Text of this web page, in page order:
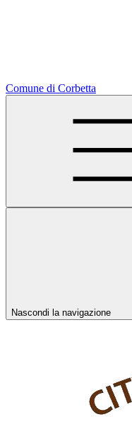
Comune di Corbetta
Nascondi la navigazione